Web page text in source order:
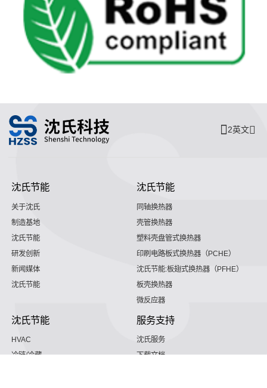
2英文
沈氏节能
关于沈氏
制造基地
沈氏节能
研发创新
新闻媒体
沈氏节能
沈氏节能
同轴换热器
壳管换热器
塑料壳盘管式换热器
印刷电路板式换热器（PCHE）
沈氏节能:板翅式换热器（PFHE）
板壳换热器
微反应器
沈氏节能
HVAC
冷链/冷藏
服务支持
沈氏服务
下载文档